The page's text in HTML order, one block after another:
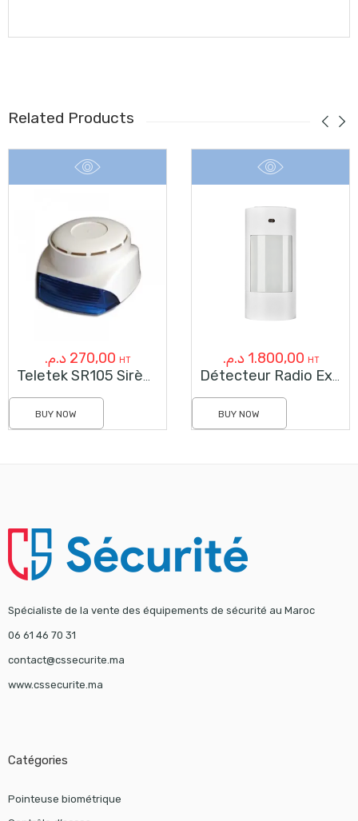
Related Products
270,00 د.م. HT
BUY NOW
1.800,00 د.م. HT
BUY NOW
Spécialiste de la vente des équipements de sécurité au Maroc
06 61 46 70 31
contact@cssecurite.ma
www.cssecurite.ma
Catégories
Pointeuse biométrique